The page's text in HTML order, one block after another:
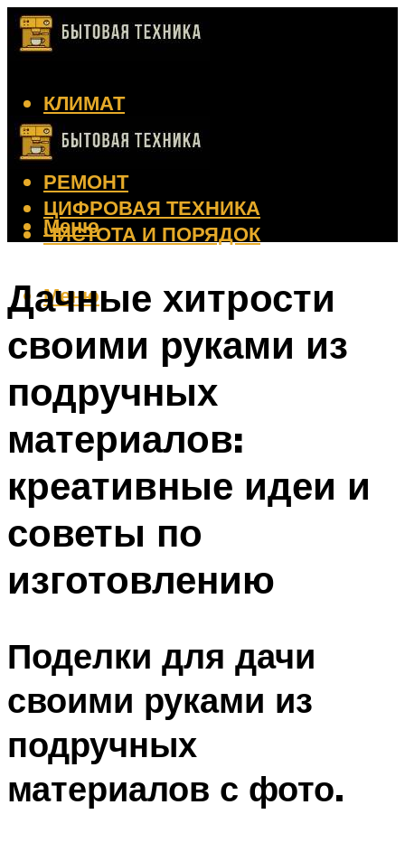
КЛИМАТ
КРАСОТА
КУХНЯ
РЕМОНТ
ЦИФРОВАЯ ТЕХНИКА
ЧИСТОТА И ПОРЯДОК
Меню
Меню
Дачные хитрости
своими руками из
подручных
материалов:
креативные идеи и
советы по
изготовлению
Поделки для дачи
своими руками из
подручных
материалов с фото.